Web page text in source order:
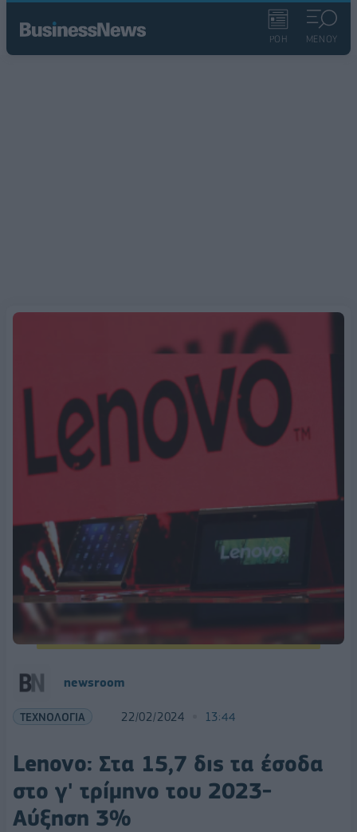
ΡΟΗ ΜΕΝΟΥ
newsroom
ΤΕΧΝΟΛΟΓΙΑ 22/02/2024 13:44
Lenovo: Στα 15,7 δις τα έσοδα
στο γ' τρίμηνο του 2023-
Αύξηση 3%